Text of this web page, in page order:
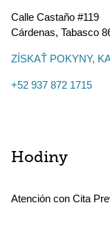
Calle Castaño #119
Cárdenas, Tabasco
ZÍSKAŤ POKYNY,
+52 937 872 1715
Hodiny
Atención con Cita